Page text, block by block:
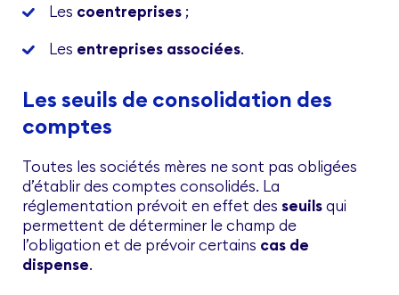
Les coentreprises ;
Les entreprises associées.
Les seuils de consolidation des
comptes
Toutes les sociétés mères ne sont pas obligées
d’établir des comptes consolidés. La
réglementation prévoit en effet des seuilsqui
permettent de déterminer le champ de
l’obligation et de prévoir certains cas de
dispense.